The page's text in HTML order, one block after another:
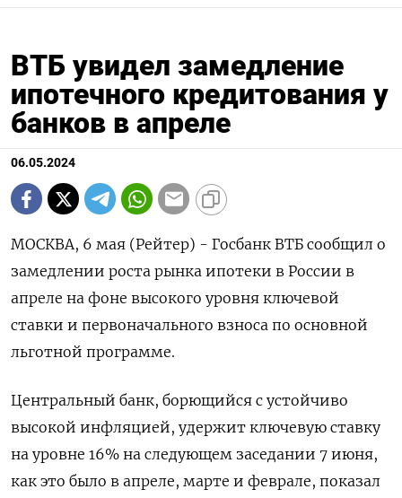
ВТБ увидел замедление
ипотечного кредитования у
банков в апреле
06.05.2024
МОСКВА, 6 мая (Рейтер) - Госбанк ВТБ сообщил о
замедлении роста рынка ипотеки в России в
апреле на фоне высокого уровня ключевой
ставки и первоначального взноса по основной
льготной программе.
Центральный банк, борющийся с устойчиво
высокой инфляцией, удержит ключевую ставку
на уровне 16% на следующем заседании 7 июня,
как это было в апреле, марте и феврале, показал